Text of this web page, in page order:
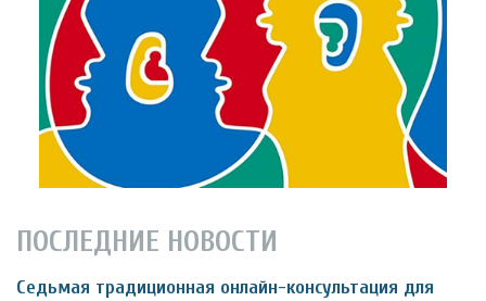
ПОСЛЕДНИЕ НОВОСТИ
Седьмая традиционная онлайн-консультация для